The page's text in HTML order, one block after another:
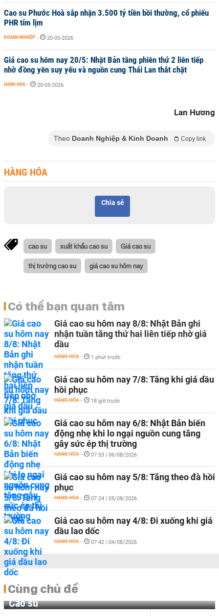
Cao su Phước Hoà sắp nhận 3.500 tỷ tiền bồi thường, cổ phiếu
PHR tím lịm
DOANH NGHIỆP - 20-05-2026
Giá cao su hôm nay 20/5: Nhật Bản tăng phiên thứ 2 liên tiếp
nhờ đồng yên suy yếu và nguồn cung Thái Lan thắt chặt
HÀNG HÓA - 20-05-2026
Lan Hương
Theo Doanh Nghiệp & Kinh Doanh Copy link
HÀNG HÓA
Chia sẻ
cao su xuất khẩu cao su Giá cao su
thị trường cao su giá cao su hôm nay
Có thể bạn quan tâm
Giá cao su hôm nay 8/8: Nhật Bản ghi
nhận tuần tăng thứ hai liên tiếp nhờ giá
dầu
HÀNG HÓA - 1 phút trước
Giá cao su hôm nay 7/8: Tăng khi giá dầu
hồi phục
HÀNG HÓA - 18 giờ trước
Giá cao su hôm nay 6/8: Nhật Bản biến
động nhẹ khi lo ngại nguồn cung tăng
gây sức ép thị trường
HÀNG HÓA - 07:53 | 06/08/2026
Giá cao su hôm nay 5/8: Tăng theo đà hồi
phục
HÀNG HÓA - 07:24 | 05/08/2026
Giá cao su hôm nay 4/8: Đi xuống khi giá
dầu lao dốc
HÀNG HÓA - 07:42 | 04/08/2026
Cùng chủ đề
Cao su